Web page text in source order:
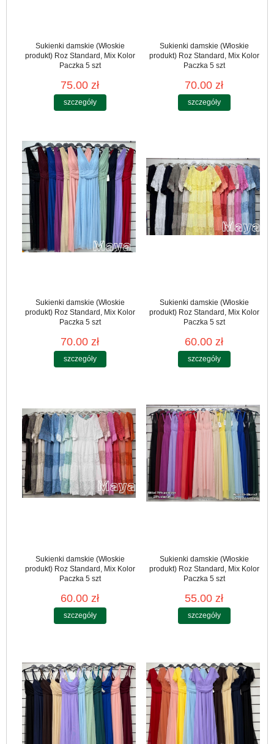
Sukienki damskie (Włoskie
produkt) Roz Standard, Mix Kolor
Paczka 5 szt
75.00 zł
szczegóły
Sukienki damskie (Włoskie
produkt) Roz Standard, Mix Kolor
Paczka 5 szt
70.00 zł
szczegóły
Sukienki damskie (Włoskie
produkt) Roz Standard, Mix Kolor
Paczka 5 szt
70.00 zł
szczegóły
Sukienki damskie (Włoskie
produkt) Roz Standard, Mix Kolor
Paczka 5 szt
60.00 zł
szczegóły
Sukienki damskie (Włoskie
produkt) Roz Standard, Mix Kolor
Paczka 5 szt
60.00 zł
szczegóły
Sukienki damskie (Włoskie
produkt) Roz Standard, Mix Kolor
Paczka 5 szt
55.00 zł
szczegóły